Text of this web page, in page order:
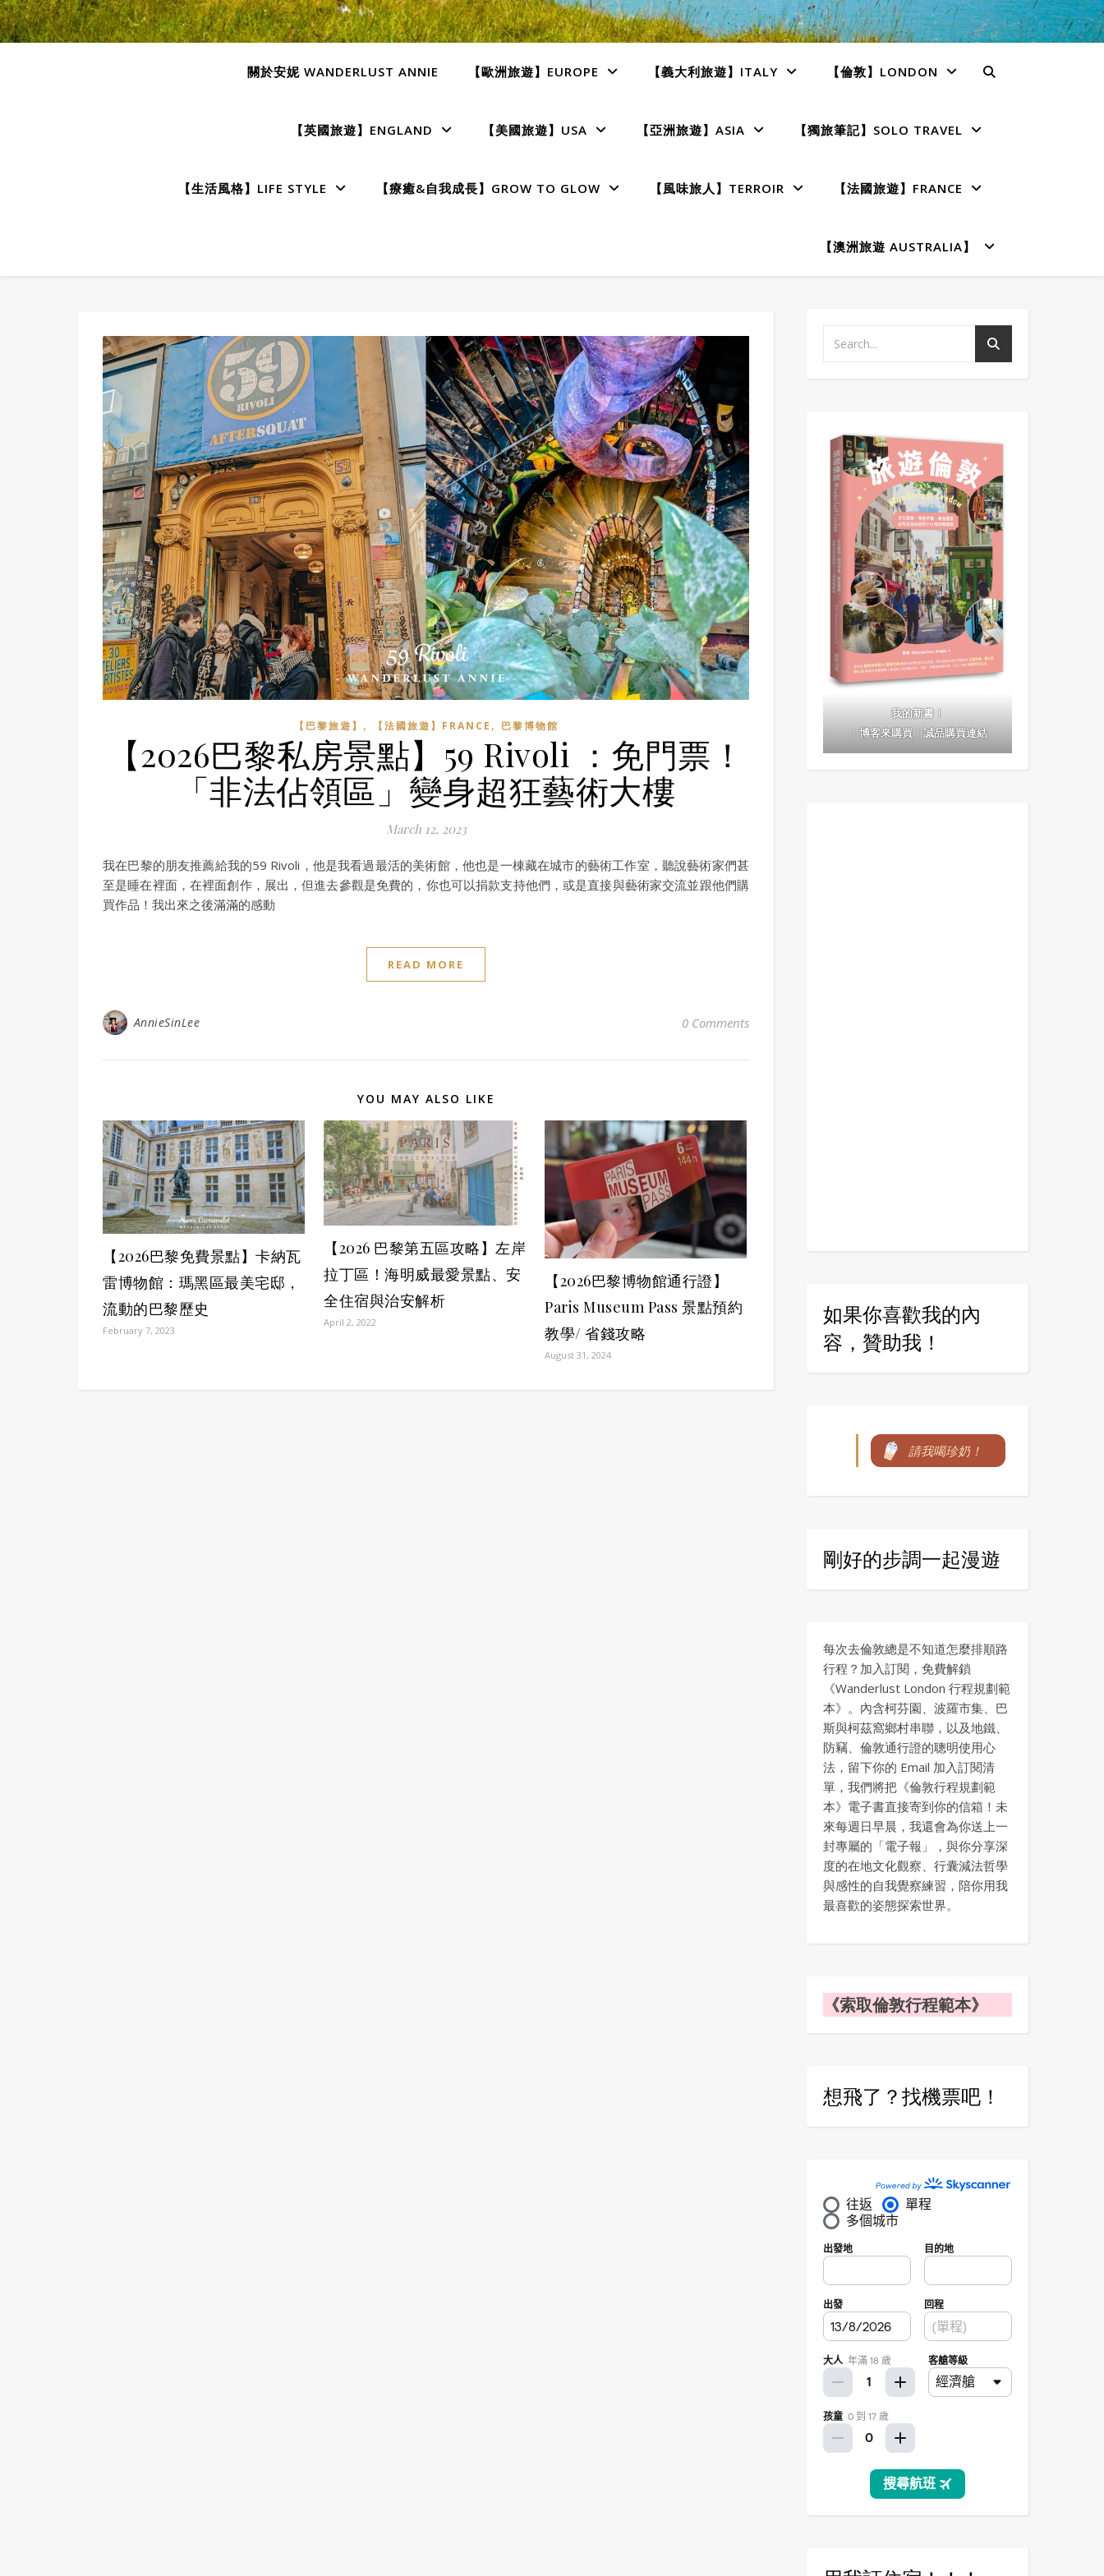
關於安妮 WANDERLUST ANNIE 【歐洲旅遊】EUROPE 【義大利旅遊】ITALY 【倫敦】LONDON
【英國旅遊】ENGLAND 【美國旅遊】USA 【亞洲旅遊】ASIA 【獨旅筆記】SOLO TRAVEL
【生活風格】LIFE STYLE 【療癒&自我成長】GROW TO GLOW 【風味旅人】TERROIR 【法國旅遊】FRANCE
【澳洲旅遊 AUSTRALIA】
【巴黎旅遊】 , 【法國旅遊】FRANCE , 巴黎博物館
【2026巴黎私房景點】59 Rivoli ：免門票！
「非法佔領區」變身超狂藝術大樓
March 12, 2023
我在巴黎的朋友推薦給我的59 Rivoli，他是我看過最活的美術館，他也是一棟藏在城市的藝術工作室，聽說藝術家們甚
至是睡在裡面，在裡面創作，展出，但進去參觀是免費的，你也可以捐款支持他們，或是直接與藝術家交流並跟他們購
買作品！我出來之後滿滿的感動
READ MORE
AnnieSinLee 0 Comments
YOU MAY ALSO LIKE
【2026巴黎免費景點】卡納瓦
雷博物館：瑪黑區最美宅邸，
流動的巴黎歷史
February 7, 2023
【2026 巴黎第五區攻略】左岸
拉丁區！海明威最愛景點、安
全住宿與治安解析
April 2, 2022
【2026巴黎博物館通行證】
Paris Museum Pass 景點預約
教學/ 省錢攻略
August 31, 2024
我的新書！
｜博客來購買｜誠品購買連結
如果你喜歡我的內
容，贊助我！
請我喝珍奶！
剛好的步調一起漫遊
每次去倫敦總是不知道怎麼排順路
行程？加入訂閱，免費解鎖
《Wanderlust London 行程規劃範
本》。內含柯芬園、波羅市集、巴
斯與柯茲窩鄉村串聯，以及地鐵、
防竊、倫敦通行證的聰明使用心
法，留下你的 Email 加入訂閱清
單，我們將把《倫敦行程規劃範
本》電子書直接寄到你的信箱！未
來每週日早晨，我還會為你送上一
封專屬的「電子報」，與你分享深
度的在地文化觀察、行囊減法哲學
與感性的自我覺察練習，陪你用我
最喜歡的姿態探索世界。
《索取倫敦行程範本》
想飛了？找機票吧！